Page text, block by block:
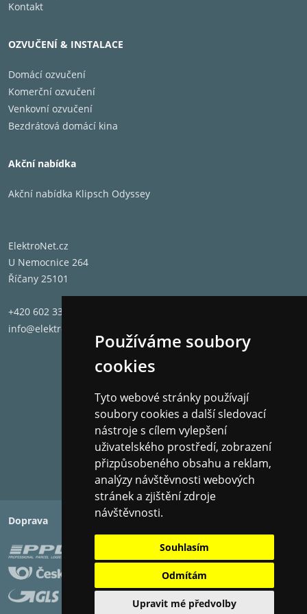
Používáme soubory
cookies
Tyto webové stránky používají
soubory cookies a další sledovací
nástroje s cílem vylepšení
uživatelského prostředí, zobrazení
přizpůsobeného obsahu a reklam,
analýzy návštěvnosti webových
stránek a zjištění zdroje
návštěvnosti.
Souhlasím
Odmítám
Upravit mé předvolby
Operační systém VIDAA U9 přináší intuitivní prostředí
konektivity, které zahrnují rozhraní HDMI a USB i
Kontakt
OZVUČENÍ & INSTALACE
Domácí ozvučení
Komerční ozvučení
Venkovní ozvučení
Bezdrátová domácí kina
Akční nabídka
Akční nabídka Klipsch Odyssey
ElektroNet.cz
U Nemocnice 264
Říčany 25101
+420 602 331 662
info@elektronet.cz
Doprava Platba